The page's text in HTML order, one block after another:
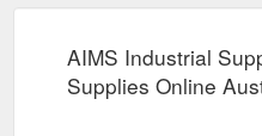
AIMS Industrial
Supplies Online